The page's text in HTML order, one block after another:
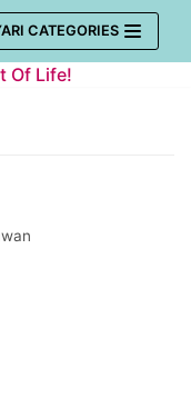
CATEGORIES
Of Life!